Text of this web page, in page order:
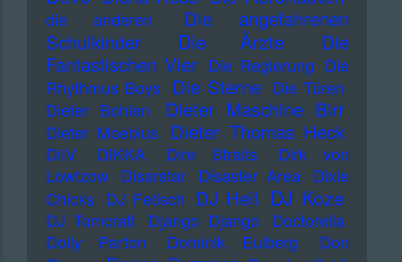
die anderen
Die angefahrenen
Schulkinder
Die Ärzte
Die
Fantastischen Vier Die Regierung Die
Rhythmus Boys Die Sterne Die Türen
Dieter Bohlen
Dieter Maschine Birr
Dieter Moebius Dieter Thomas Heck
DiIV DIKKA Dire Straits
Dirk von
Lowtzow
Disarstar Disaster Area
Dixie
Chicks DJ Fetisch DJ Hell DJ Koze
DJ Tomcraft Django Django
Doctorella
Dolly Parton
Dominik Eulberg
Don